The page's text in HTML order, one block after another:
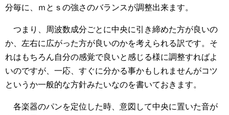
分毎に、ｍとｓの強さのバランスが調整出来ます。
つまり、周波数成分ごとに中央に引き締めた方が良いの
か、左右に広がった方が良いのかを考えられる訳です。そ
れはもちろん自分の感覚で良いと感じる様に調整すればよ
いのですが、一応、すぐに分かる事かもしれませんがコツ
というか一般的な方針みたいなのを書いておきます。
各楽器のパンを定位した時、意図して中央に置いた音が